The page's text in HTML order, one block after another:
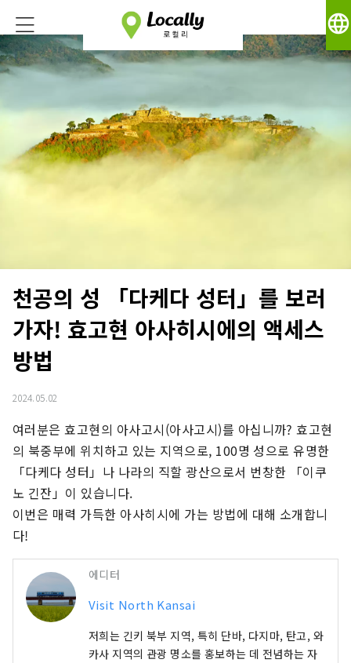
language
천공의 성 「다케다 성터」를 보러
가자! 효고현 아사히시에의 액세스
방법
2024.05.02
여러분은 효고현의 아사고시(아사고시)를 아십니까? 효고현
의 북중부에 위치하고 있는 지역으로, 100명 성으로 유명한
「다케다 성터」나 나라의 직할 광산으로서 번창한 「이쿠
노 긴잔」이 있습니다.
이번은 매력 가득한 아사히시에 가는 방법에 대해 소개합니
다!
에디터
Visit North Kansai
저희는 긴키 북부 지역, 특히 단바, 다지마, 탄고, 와
카사 지역의 관광 명소를 홍보하는 데 전념하는 자